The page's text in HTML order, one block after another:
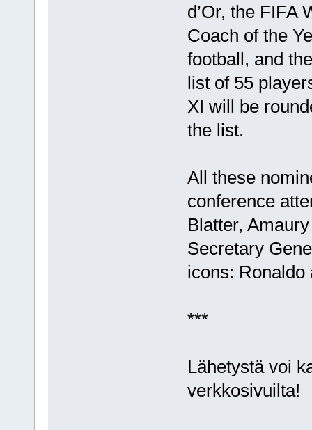
d’Or, the FIFA
Coach of the
football, and
list of 55
XI will be
the list.
All these
conference
Blatter,
Secretary
icons: Ronaldo
***
Lähetystä voi
verkkosivuilta!